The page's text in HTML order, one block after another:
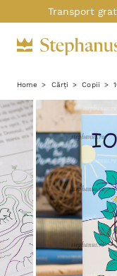
Transport
Home Cărți Copii